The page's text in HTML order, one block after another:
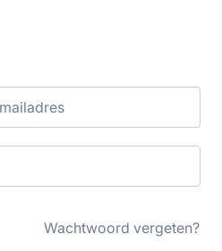
Wachtwoord vergeten?